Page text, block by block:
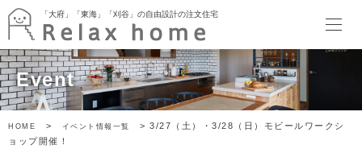
「大府」「東海」「刈谷」の自由設計の注文住宅
HOME
最新情報
イベント
暮らしのトピックス
Relax home ブログ
「大府」「東海」「刈谷」の自由設計の注文住宅
Event
HOME > イベント情報一覧
> 3/27（土）・3/28（日）モビールワークシ
ョップ開催！